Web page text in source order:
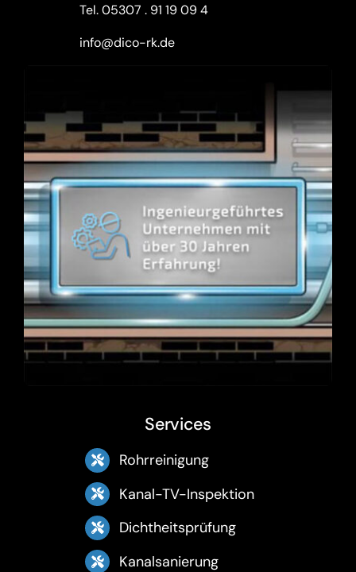
Tel.05307 . 91 19 09 4
info@dico-rk.de
Services
Rohrreinigung
Kanal-TV-Inspektion
Dichtheitsprüfung
Kanalsanierung